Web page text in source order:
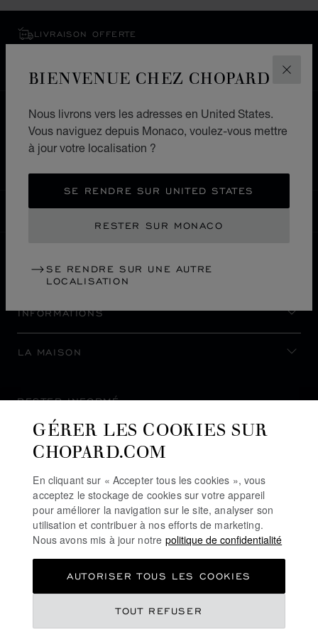
BIENVENUE CHEZ CHOPARD
Nous livrons vers les adresses en United States.
Vous naviguez depuis Monaco, voulez-vous mettre
à jour votre localisation ?
SE RENDRE SUR UNITED STATES
RESTER SUR MONACO
SE RENDRE SUR UNE AUTRE
LOCALISATION
LIVRAISON OFFERTE
ACCUEIL LOCALISER UNE BOUTIQUE
TOUTES LES BOUTIQUES EUROPE
MONACO
NOUS CONTACTER
INFORMATIONS
LA MAISON
RESTER INFORMÉ
S’INSCRIRE À LA NEWSLETTER
POLITIQUE DES COOKIES
GÉRER LES COOKIES SUR
CHOPARD.COM
En cliquant sur « Accepter tous les cookies », vous
acceptez le stockage de cookies sur votre appareil
pour améliorer la navigation sur le site, analyser son
utilisation et contribuer à nos efforts de marketing.
Nous avons mis à jour notre politique de confidentialité
TOUT REFUSER
AUTORISER TOUS LES COOKIES